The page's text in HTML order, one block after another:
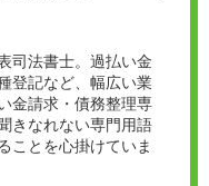
司法書士。過払い金
登記など、幅広い業
金請求・債務整理専
きなれない専門用語
ことを心掛けていま